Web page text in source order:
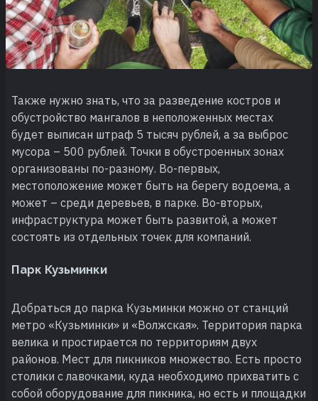
Также нужно знать, что за разведение костров и
обустройство мангалов в неположенных местах
будет выписан штраф 5 тысяч рублей, а за выброс
мусора – 500 рублей. Точки в обустроенных зонах
организованы по-разному. Во-первых,
местоположение может быть на берегу водоема, а
может – среди деревьев, в парке. Во-вторых,
инфраструктура может быть развитой, а может
состоять из отдельных точек для компаний.
Парк Кузьминки
Добраться до парка Кузьминки можно от станций
метро «Кузьминки» и «Волжская». Территория парка
велика и простирается по территориям двух
районов. Мест для пикников множество. Есть просто
столики с лавочками, куда необходимо прихватить с
собой оборудование для пикника, но есть и площадки